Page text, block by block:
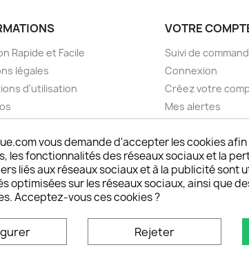
Rapide et Facile
légales
d'utilisation
et remboursements
DOM TOM et outremer
personnaliser son
nous
site
VOTRE
Suivi de
Connexion
Créez votre
Mes alertes
vous demande d'accepter les cookies
les fonctionnalités des réseaux sociaux et la
liés aux réseaux sociaux et à la publicité sont
optimisées sur les réseaux sociaux, ainsi que
Acceptez-vous ces cookies ?
Rejeter